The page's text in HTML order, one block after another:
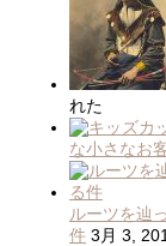
れた
な小さなお
ルーツを辿
件 3月 3,